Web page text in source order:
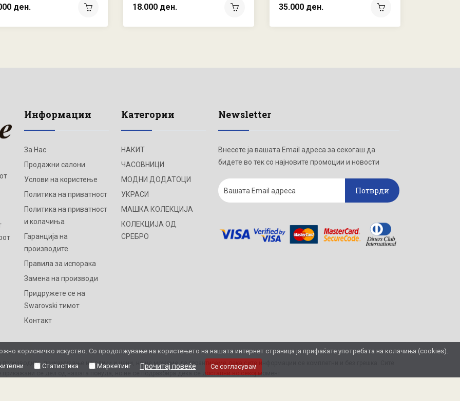
ден. 18.000 ден. 35.000 ден.
корисничко искуство. Со продолжување на користењето на нашата интернет страница ја прифаќате употребата на колачиња (cookies).
Статистика Маркетинг Прочитај повеќе Се согласувам
Информации
За Нас
Продажни салони
Услови на користење
Политика на приватност
Политика на приватност
и колачиња
Гаранција на
производите
Правила за испорака
Замена на производи
Придружете се на
Swarovski тимот
Контакт
Категории
НАКИТ
ЧАСОВНИЦИ
МОДНИ ДОДАТОЦИ
УКРАСИ
МАШКА КОЛЕКЦИЈА
КОЛЕКЦИЈА ОД
СРЕБРО
Newsletter
Внесете ја вашата Email адреса за секогаш да
бидете во тек со најновите промоции и новости
Потврди
прикажување на слики и цени, но не можеме да гарантираме дека сите информации се комплетни и без грешка. Сите
се дел од нашата понуда, но не се подразбира дека се достапни во секој момент.